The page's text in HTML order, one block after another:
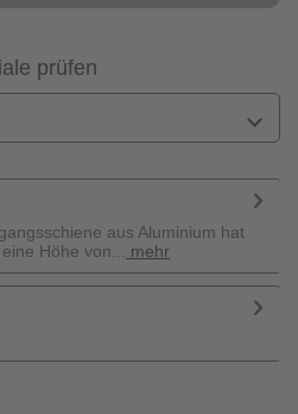
prüfen
aus Aluminium hat
Höhe von...
mehr